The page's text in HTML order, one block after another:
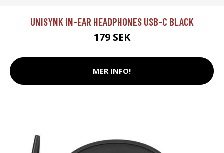
UNISYNK IN-EAR HEADPHONES USB-C BLACK
179 SEK
MER INFO!